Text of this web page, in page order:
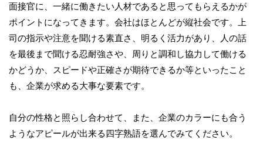
面接官に、一緒に働きたい人材であると思ってもらえるかが
ポイントになってきます。会社はほとんどが縦社会です。上
司の指示や注意を聞ける素直さ、明るく活力があり、人の話
を最後まで聞ける忍耐強さや、周りと調和し協力して働ける
かどうか、スピードや正確さが期待できるか等といったこと
も、企業が求める大事な要素です。
自分の性格と照らし合わせて、また、企業のカラーにも合う
ようなアピールが出来る四字熟語を選んでみてください。